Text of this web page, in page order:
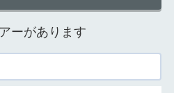
ーがあります